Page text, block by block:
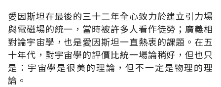
愛因斯坦在最後的三十二年全心致力於建立引力場
與電磁場的統一，當時被許多人看作徒勞；廣義相
對論宇宙學，也是愛因斯坦一直熱衷的課題。在五
十年代，對宇宙學的評價比統一場論稍好，但也只
是：宇宙學是很美的理論，但不一定是物理的理
論。